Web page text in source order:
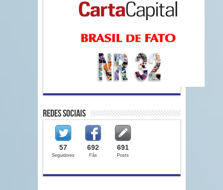
Redes Sociais
57
Seguidores
692
Fãs
691
Posts